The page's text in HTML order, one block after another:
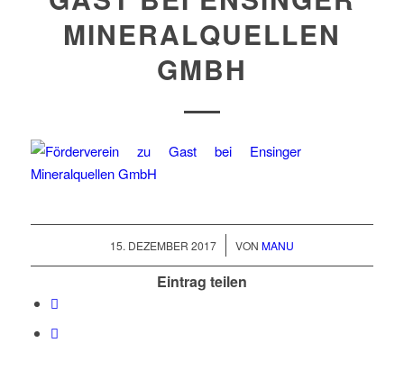
MINERALQUELLEN
GMBH
15. DEZEMBER 2017
/ VON MANU
Eintrag teilen